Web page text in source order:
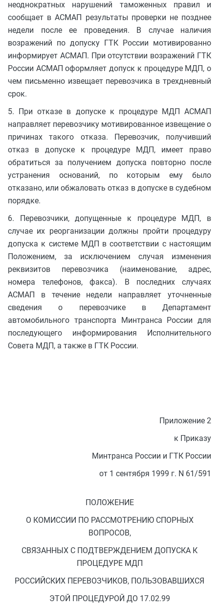
неоднократных нарушений таможенных правил и
сообщает в АСМАП результаты проверки не позднее
недели после ее проведения. В случае наличия
возражений по допуску ГТК России мотивированно
информирует АСМАП. При отсутствии возражений ГТК
России АСМАП оформляет допуск к процедуре МДП, о
чем письменно извещает перевозчика в трехдневный
срок.
5. При отказе в допуске к процедуре МДП АСМАП
направляет перевозчику мотивированное извещение о
причинах такого отказа. Перевозчик, получивший
отказ в допуске к процедуре МДП, имеет право
обратиться за получением допуска повторно после
устранения оснований, по которым ему было
отказано, или обжаловать отказ в допуске в судебном
порядке.
6. Перевозчики, допущенные к процедуре МДП, в
случае их реорганизации должны пройти процедуру
допуска к системе МДП в соответствии с настоящим
Положением, за исключением случая изменения
реквизитов перевозчика (наименование, адрес,
номера телефонов, факса). В последних случаях
АСМАП в течение недели направляет уточненные
сведения о перевозчике в Департамент
автомобильного транспорта Минтранса России для
последующего информирования Исполнительного
Совета МДП, а также в ГТК России.
Приложение 2
к Приказу
Минтранса России и ГТК России
от 1 сентября 1999 г. N 61/591
ПОЛОЖЕНИЕ
О КОМИССИИ ПО РАССМОТРЕНИЮ СПОРНЫХ
ВОПРОСОВ,
СВЯЗАННЫХ С ПОДТВЕРЖДЕНИЕМ ДОПУСКА К
ПРОЦЕДУРЕ МДП
РОССИЙСКИХ ПЕРЕВОЗЧИКОВ, ПОЛЬЗОВАВШИХСЯ
ЭТОЙ ПРОЦЕДУРОЙ ДО 17.02.99